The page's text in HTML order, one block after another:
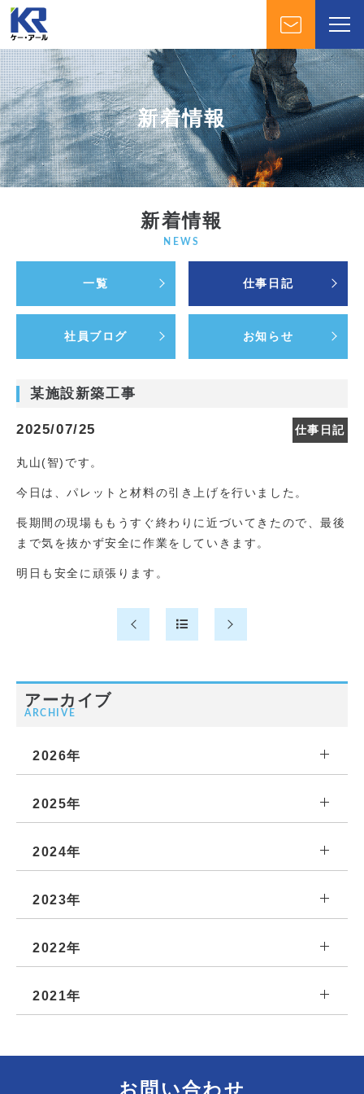
新着情報
新着情報
NEWS
一覧 仕事日記
社員ブログ お知らせ
某施設新築工事
2025/07/25 仕事日記
丸山(智)です。
今日は、パレットと材料の引き上げを行いました。
長期間の現場ももうすぐ終わりに近づいてきたので、最後
まで気を抜かず安全に作業をしていきます。
明日も安全に頑張ります。
アーカイブ
ARCHIVE
2026年
2025年
2024年
2023年
2022年
2021年
お問い合わせ